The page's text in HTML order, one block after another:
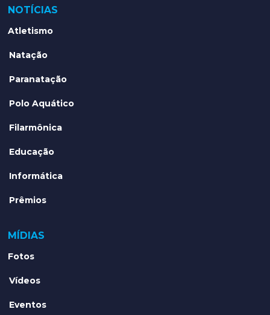
NOTÍCIAS
Atletismo
Natação
Paranatação
Polo Aquático
Filarmônica
Educação
Informática
Prêmios
MÍDIAS
Fotos
Vídeos
Eventos